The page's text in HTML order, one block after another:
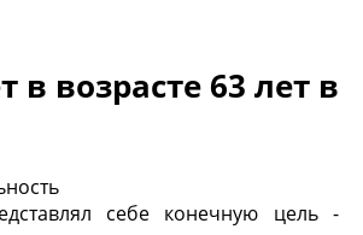
в возрасте 63 лет в
себе конечную цель -